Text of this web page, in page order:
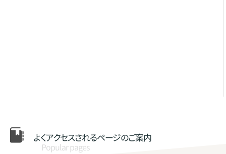
よくアクセスされるページのご案内
Popular pages